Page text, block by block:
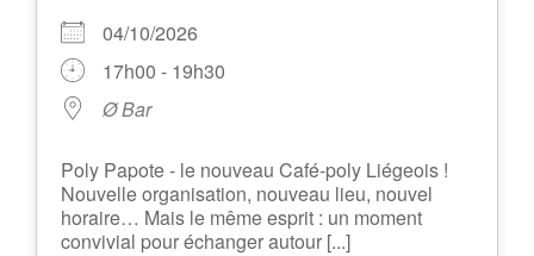
04/10/2026
17h00 - 19h30
Ø Bar
Poly Papote - le nouveau Café-poly Liégeois !
Nouvelle organisation, nouveau lieu, nouvel
horaire… Mais le même esprit : un moment
convivial pour échanger autour [...]